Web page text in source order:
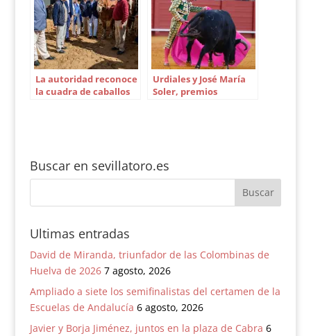
La autoridad reconoce
la cuadra de caballos
Urdiales y José María
Soler, premios
Buscar en sevillatoro.es
Ultimas entradas
David de Miranda, triunfador de las Colombinas de
Huelva de 2026 7 agosto, 2026
Ampliado a siete los semifinalistas del certamen de la
Escuelas de Andalucía 6 agosto, 2026
Javier y Borja Jiménez, juntos en la plaza de Cabra 6